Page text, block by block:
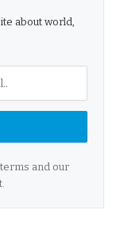
about world,
and our